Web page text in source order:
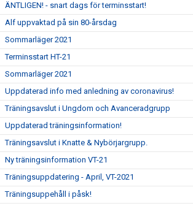
ÄNTLIGEN! - snart dags för terminsstart!
Alf uppvaktad på sin 80-årsdag
Sommarläger 2021
Terminsstart HT-21
Sommarläger 2021
Uppdaterad info med anledning av coronavirus!
Träningsavslut i Ungdom och Avanceradgrupp
Uppdaterad träningsinformation!
Träningsavslut i Knatte & Nybörjargrupp.
Ny träningsinformation VT-21
Träningsuppdatering - April, VT-2021
Träningsuppehåll i påsk!